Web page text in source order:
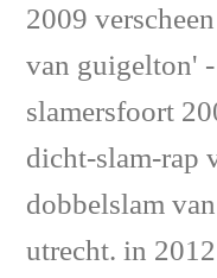
2009
van guigelton'
slamersfoort
dicht-slam-rap
dobbelslam
utrecht. in